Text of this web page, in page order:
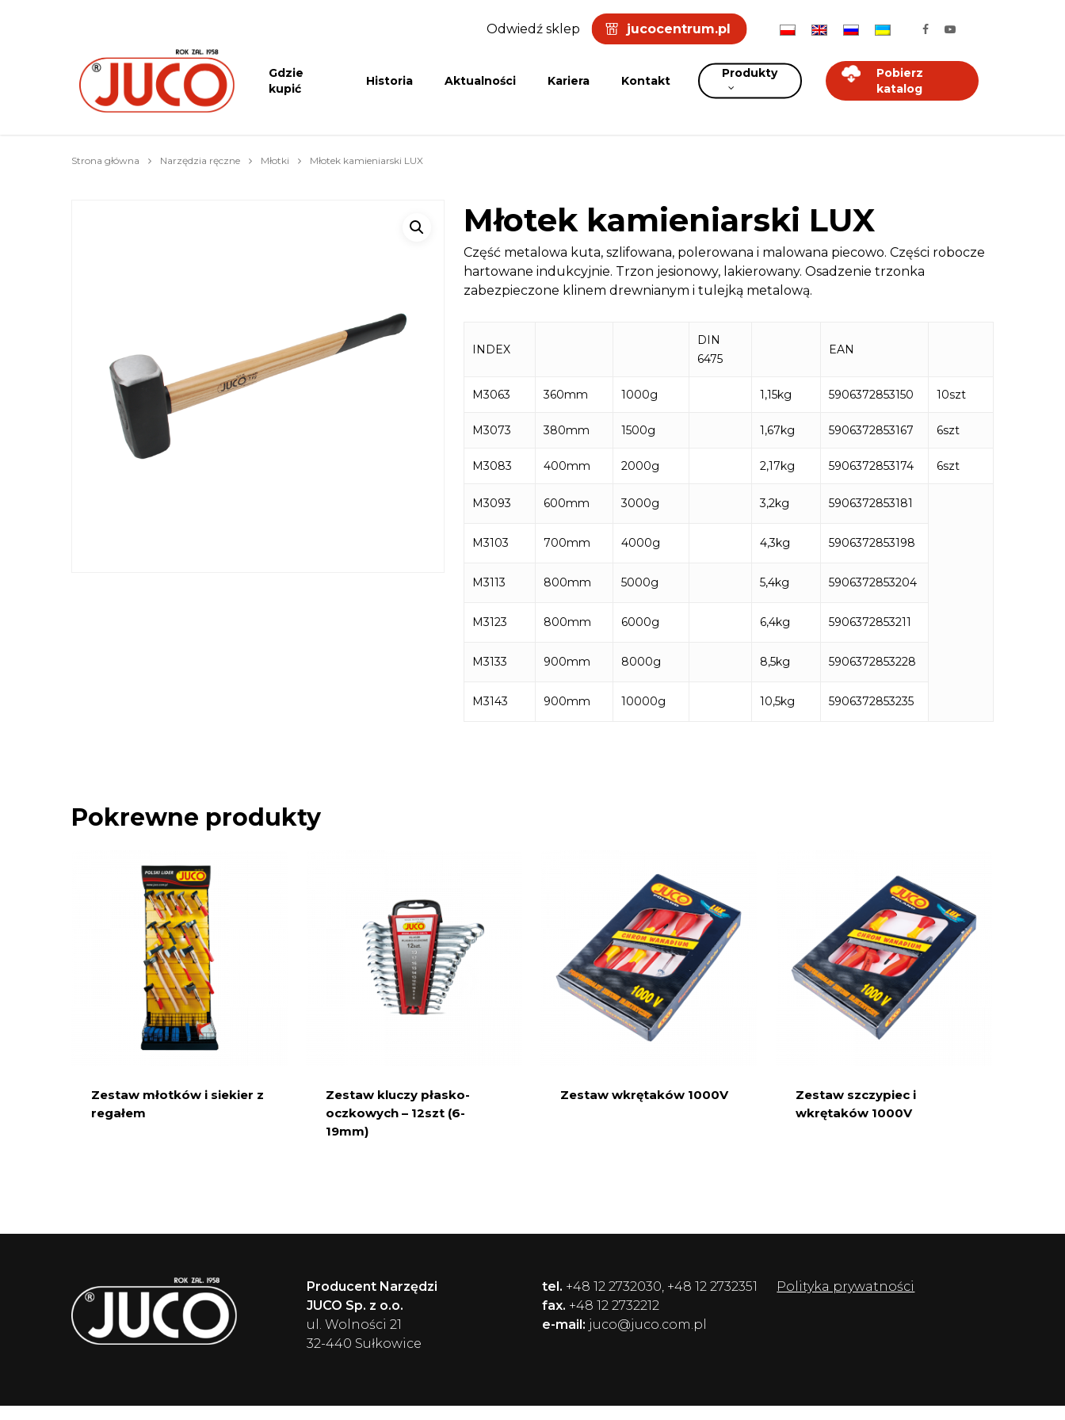
Odwiedź sklep jucocentrum.pl
Gdzie
kupić
Historia Aktualności Kariera Kontakt
Produkty
Pobierz
katalog
Strona główna Narzędzia ręczne Młotki Młotek kamieniarski LUX
Młotek kamieniarski LUX
Część metalowa kuta, szlifowana, polerowana i malowana piecowo. Części robocze
hartowane indukcyjnie. Trzon jesionowy, lakierowany. Osadzenie trzonka
zabezpieczone klinem drewnianym i tulejką metalową.
INDEX
DIN
6475
EAN
M3063 360mm 1000g 1,15kg 5906372853150 10szt
M3073 380mm 1500g 1,67kg 5906372853167 6szt
M3083 400mm 2000g 2,17kg 5906372853174 6szt
M3093 600mm 3000g 3,2kg 5906372853181
M3103 700mm 4000g 4,3kg 5906372853198
M3113 800mm 5000g 5,4kg 5906372853204
M3123 800mm 6000g 6,4kg 5906372853211
M3133 900mm 8000g 8,5kg 5906372853228
M3143 900mm 10000g 10,5kg 5906372853235
Pokrewne produkty
Zestaw młotków i siekier z
regałem
Zestaw kluczy płasko-
oczkowych – 12szt (6-
19mm)
Zestaw wkrętaków 1000V
Zestaw szczypiec i
wkrętaków 1000V
Producent Narzędzi
JUCO Sp. z o.o.
ul. Wolności 21
32-440 Sułkowice
tel. +48 12 2732030, +48 12 2732351
fax. +48 12 2732212
e-mail: juco@juco.com.pl
Polityka prywatności